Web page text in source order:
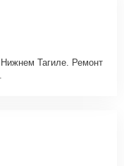
Тагиле. Ремонт